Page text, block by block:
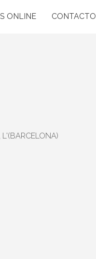
ONLINE CONTACTO
L'(BARCELONA)